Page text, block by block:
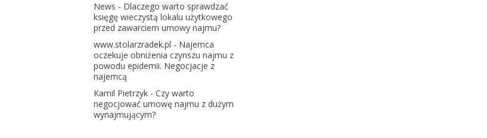
News - Dlaczego warto sprawdzać
księgę wieczystą lokalu użytkowego
przed zawarciem umowy najmu?
www.stolarzradek.pl - Najemca
oczekuje obniżenia czynszu najmu z
powodu epidemii. Negocjacje z
najemcą
Kamil Pietrzyk - Czy warto
negocjować umowę najmu z dużym
wynajmującym?